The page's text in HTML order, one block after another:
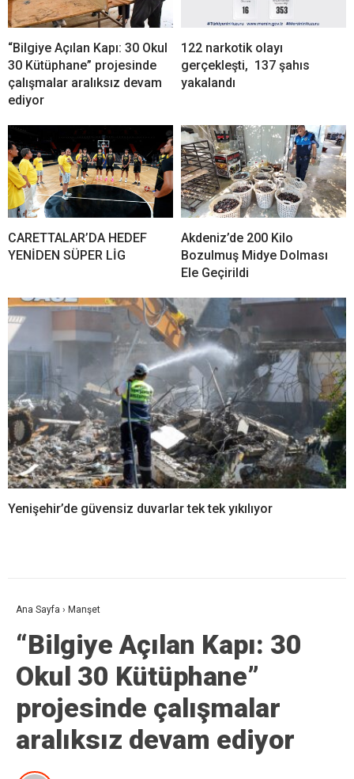
“Bilgiye Açılan Kapı: 30 Okul
30 Kütüphane” projesinde
çalışmalar aralıksız devam
ediyor
122 narkotik olayı
gerçekleşti, 137 şahıs
yakalandı
CARETTALAR’DA HEDEF
YENİDEN SÜPER LİG
Akdeniz’de 200 Kilo
Bozulmuş Midye Dolması
Ele Geçirildi
Yenişehir’de güvensiz duvarlar tek tek yıkılıyor
Ana Sayfa › Manşet
“Bilgiye Açılan Kapı: 30
Okul 30 Kütüphane”
projesinde çalışmalar
aralıksız devam ediyor